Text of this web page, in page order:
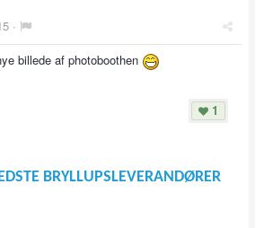
·
billede af photoboothen
1
BRYLLUPSLEVERANDØRER